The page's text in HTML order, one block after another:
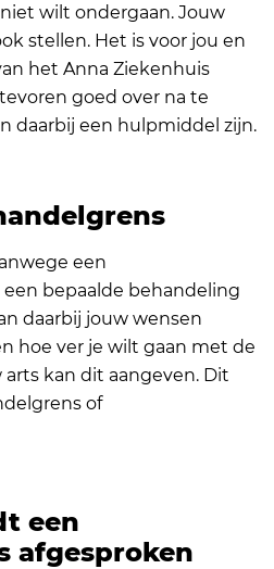
wilt ondergaan. Jouw
stellen. Het is voor jou en
het Anna Ziekenhuis
goed over na te
daarbij een hulpmiddel zijn.
een
bepaalde behandeling
daarbij jouw wensen
hoe ver je wilt gaan met de
kan dit aangeven. Dit
of
een
afgesproken